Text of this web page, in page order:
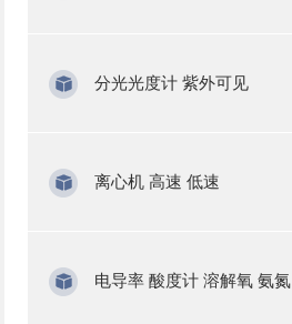
分光光度计 紫外可见
离心机 高速 低速
电导率 酸度计 溶解氧 氨氮